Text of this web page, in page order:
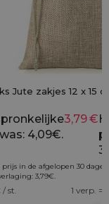
€
Jute zakjes 12 x 15
4,09€.
3,79€
prijs in de afgelopen 30
3,79€.
st. 1 verp. =